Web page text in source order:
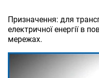
Призначення: для
електричної енергії в
мережах.